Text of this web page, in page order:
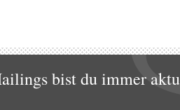
bist du immer